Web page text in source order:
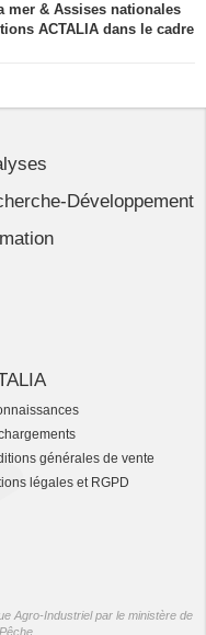
mer & Assises nationales
ACTALIA dans le cadre
Développement
générales de vente
légales et RGPD
Agro-Industriel par le ministère de